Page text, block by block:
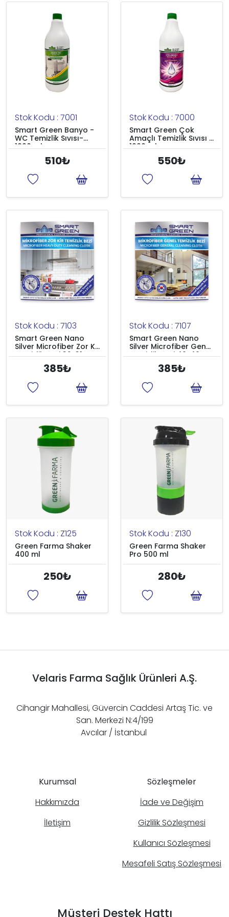
Stok Kodu : 7001
Smart Green Banyo -
WC Temizlik Sıvısı-
1000 ml
510₺
Stok Kodu : 7000
Smart Green Çok
Amaçlı Temizlik Sıvısı -
1000 ml
550₺
Stok Kodu : 7103
Smart Green Nano
Silver Microfiber Zor Kir
Temizlik Bezi 32x31
385₺
Stok Kodu : 7107
Smart Green Nano
Silver Microfiber Genel
Temizlik Bezi 40x40
385₺
Stok Kodu : Z125
Green Farma Shaker
400 ml
250₺
Stok Kodu : Z130
Green Farma Shaker
Pro 500 ml
280₺
Velaris Farma Sağlık Ürünleri A.Ş.
Cihangir Mahallesi, Güvercin Caddesi Artaş Tic. ve
San. Merkezi N:4/199
Avcılar / İstanbul
Kurumsal
Hakkımızda
İletişim
Sözleşmeler
İade ve Değişim
Gizlilik Sözleşmesi
Kullanıcı Sözleşmesi
Mesafeli Satış Sözleşmesi
Müşteri Destek Hattı